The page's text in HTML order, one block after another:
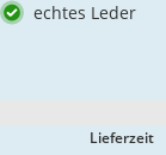
echtes Leder
Lieferzeit